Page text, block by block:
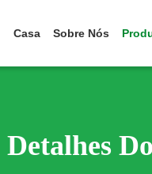
Casa Sobre Nós
Detalhes